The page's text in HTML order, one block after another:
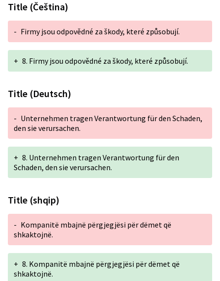
Title (Čeština)
- Firmy jsou odpovědné za škody, které způsobují.
+ 8. Firmy jsou odpovědné za škody, které způsobují.
Title (Deutsch)
- Unternehmen tragen Verantwortung für den Schaden,
den sie verursachen.
+ 8. Unternehmen tragen Verantwortung für den
Schaden, den sie verursachen.
Title (shqip)
- Kompanitë mbajnë përgjegjësi për dëmet që
shkaktojnë.
+ 8. Kompanitë mbajnë përgjegjësi për dëmet që
shkaktojnë.